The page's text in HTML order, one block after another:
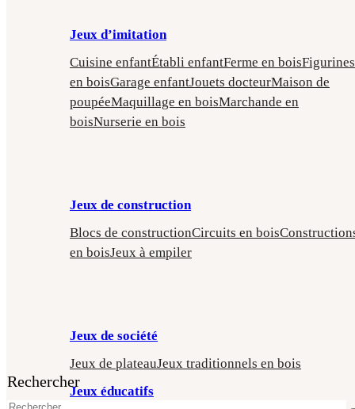
Rechercher
Jeux d’imitation
Cuisine enfantÉtabli enfantFerme en boisFigurines
en boisGarage enfantJouets docteurMaison de
poupéeMaquillage en boisMarchande en
boisNurserie en bois
Jeux de construction
Blocs de constructionCircuits en bois
en boisJeux à empiler
Jeux de société
Jeux de plateauJeux traditionnels en bois
Jeux éducatifs